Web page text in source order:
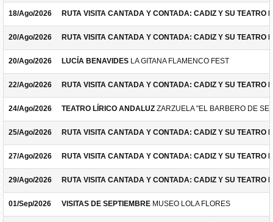
18/Ago/2026 RUTA VISITA CANTADA Y CONTADA: CADIZ Y SU TEATRO
20/Ago/2026 RUTA VISITA CANTADA Y CONTADA: CADIZ Y SU TEATRO
20/Ago/2026 LUCÍA BENAVIDES LA GITANA FLAMENCO FEST
22/Ago/2026 RUTA VISITA CANTADA Y CONTADA: CADIZ Y SU TEATRO
24/Ago/2026 TEATRO LÍRICO ANDALUZ ZARZUELA "EL BARBERO DE
25/Ago/2026 RUTA VISITA CANTADA Y CONTADA: CADIZ Y SU TEATRO
27/Ago/2026 RUTA VISITA CANTADA Y CONTADA: CADIZ Y SU TEATRO
29/Ago/2026 RUTA VISITA CANTADA Y CONTADA: CADIZ Y SU TEATRO
01/Sep/2026 VISITAS DE SEPTIEMBRE MUSEO LOLA FLORES